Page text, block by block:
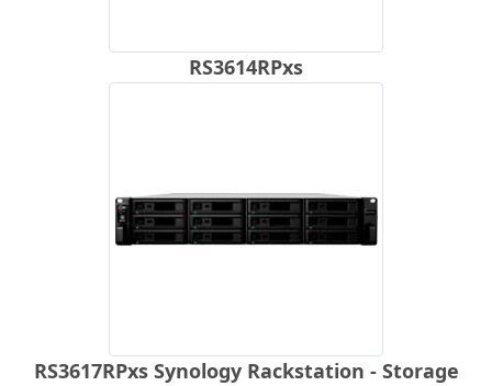
RS3614RPxs
RS3617RPxs Synology Rackstation - Storage